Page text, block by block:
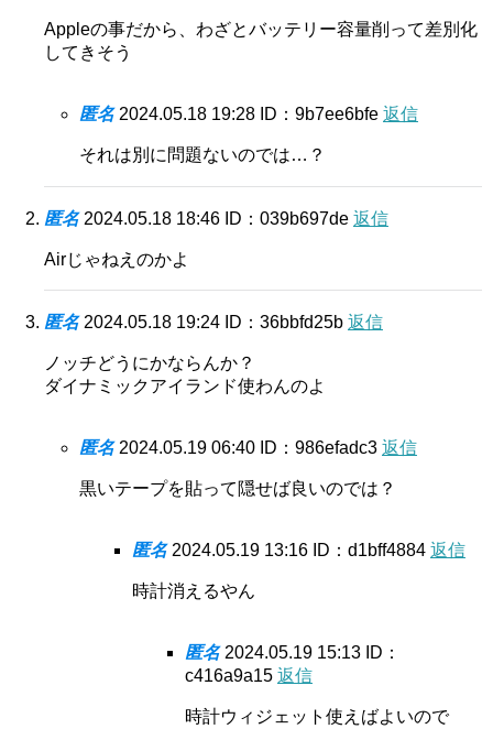
Appleの事だから、わざとバッテリー容量削って差別化
してきそう
匿名 2024.05.18 19:28 ID：9b7ee6bfe 返信
それは別に問題ないのでは…？
匿名 2024.05.18 18:46 ID：039b697de 返信
Airじゃねえのかよ
匿名 2024.05.18 19:24 ID：36bbfd25b 返信
ノッチどうにかならんか？
ダイナミックアイランド使わんのよ
匿名 2024.05.19 06:40 ID：986efadc3 返信
黒いテープを貼って隠せば良いのでは？
匿名 2024.05.19 13:16 ID：d1bff4884 返信
時計消えるやん
匿名 2024.05.19 15:13 ID：
c416a9a15 返信
時計ウィジェット使えばよいので